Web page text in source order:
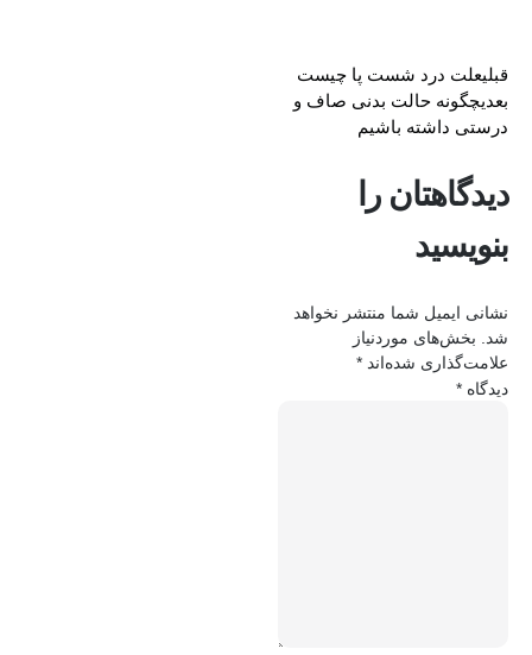
قبلیعلت درد شست پا چیست
بعدیچگونه حالت بدنی صاف و
درستی داشته باشیم
دیدگاهتان را
بنویسید
نشانی ایمیل شما منتشر نخواهد
شد.
بخش‌های موردنیاز
علامت‌گذاری شده‌اند *
دیدگاه *